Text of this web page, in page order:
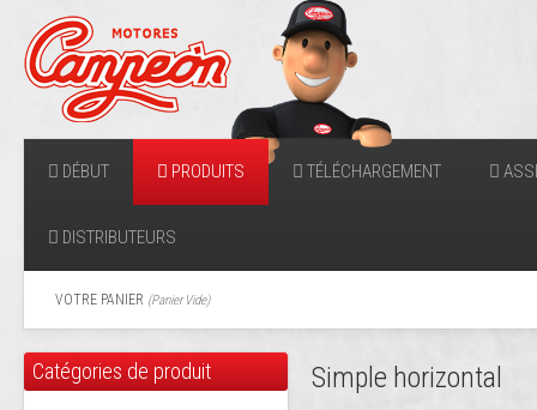
DÉBUT PRODUITS TÉLÉCHARGEMENT
DISTRIBUTEURS
VOTRE PANIER (Panier Vide)
Simple horizontal
Catégories de produit